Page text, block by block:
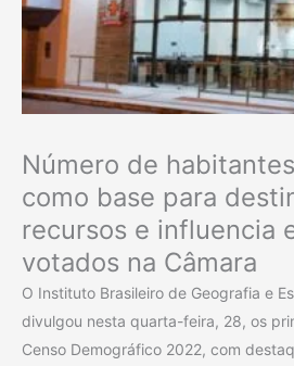
Número de
como base para
recursos e influencia
votados na Câmara
O Instituto Brasileiro de Geografia e
divulgou nesta quarta-feira, 28, os
Censo Demográfico 2022, com